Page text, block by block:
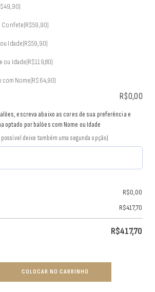
Confete(R$59,90)
Idade(R$59,90)
ou Idade(R$119,80)
com Nome(R$64,90)
R$0,00
escreva abaixo as cores de sua preferência e
optado por balões com Nome ou Idade
deixe também uma segunda opção)
R$0,00
R$417,70
R$417,70
COLOCAR NO CARRINHO